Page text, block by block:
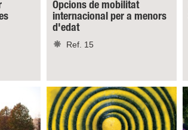
Opcions de mobilitat
internacional per a menors
d'edat
Ref. 15